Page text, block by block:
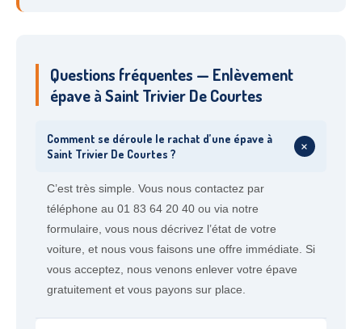
Questions fréquentes — Enlèvement
épave à Saint Trivier De Courtes
Comment se déroule le rachat d’une épave à
Saint Trivier De Courtes ?
+
C’est très simple. Vous nous contactez par
téléphone au 01 83 64 20 40 ou via notre
formulaire, vous nous décrivez l’état de votre
voiture, et nous vous faisons une offre immédiate. Si
vous acceptez, nous venons enlever votre épave
gratuitement et vous payons sur place.